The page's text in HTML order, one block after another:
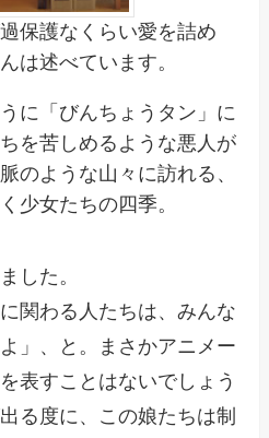
保護なくらい愛を詰め
は述べています。
に「びんちょうタン」に
を苦しめるような悪人が
のような山々に訪れる、
少女たちの四季。
した。
関わる人たちは、みんな
」、と。まさかアニメー
表すことはないでしょう
る度に、この娘たちは制